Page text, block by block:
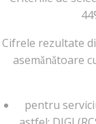
Cifrele rezultate
asemǎnǎtoare
pentru